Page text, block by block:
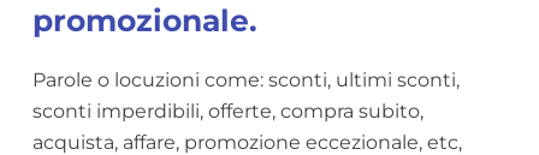
promozionale.
Parole o locuzioni come: sconti, ultimi sconti,
sconti imperdibili, offerte, compra subito,
acquista, affare, promozione eccezionale, etc,